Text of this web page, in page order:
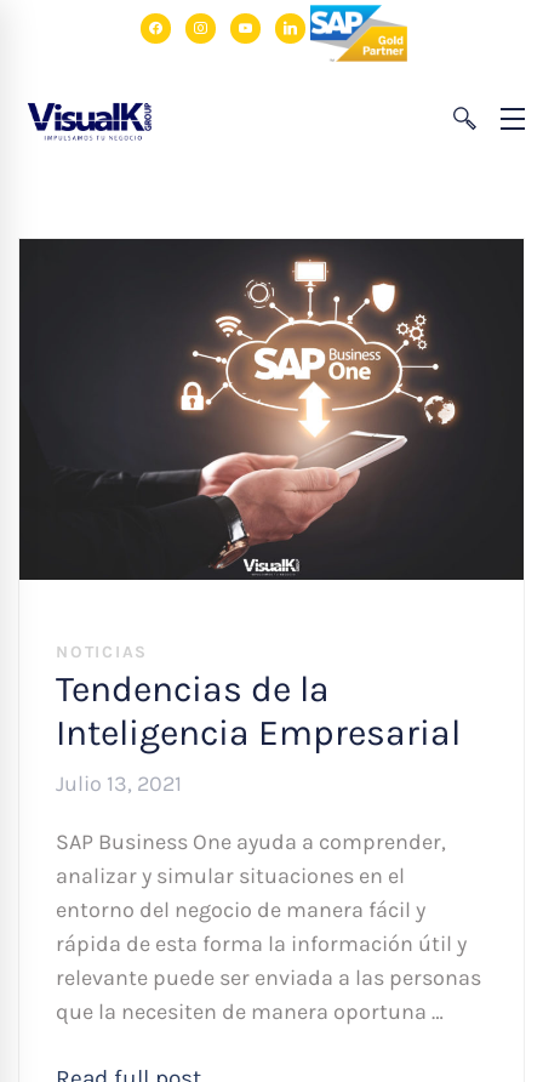
facebookinstagram
youtubelinkedin
NOTICIAS
Tendencias de la
Inteligencia Empresarial
Julio 13, 2021
SAP Business One ayuda a comprender,
analizar y simular situaciones en el
entorno del negocio de manera fácil y
rápida de esta forma la información útil y
relevante puede ser enviada a las personas
que la necesiten de manera oportuna …